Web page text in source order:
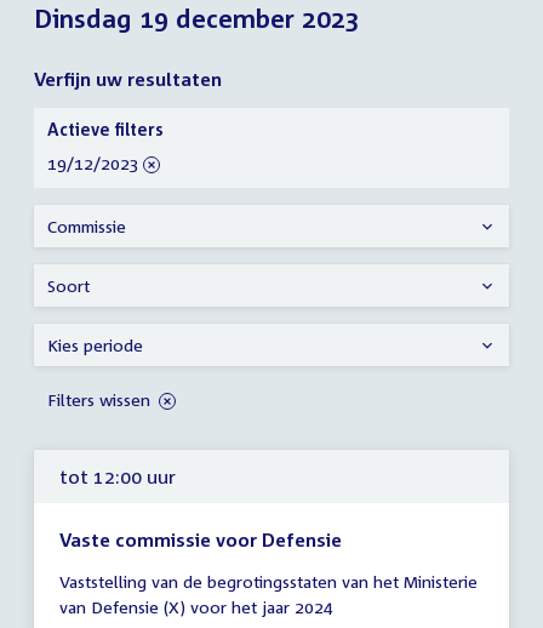
Dinsdag 19 december 2023
Verfijn uw resultaten
tot 12:00 uur
Vaste commissie voor Defensie
vergadering
tot
Vaststelling van de begrotingsstaten van het Ministerie
van Defensie (X) voor het jaar 2024
Verfijn
uw
resultaten
Actieve filters
verwijder
19/12/2023
Commissie
Soort
Kies periode
Filters wissen